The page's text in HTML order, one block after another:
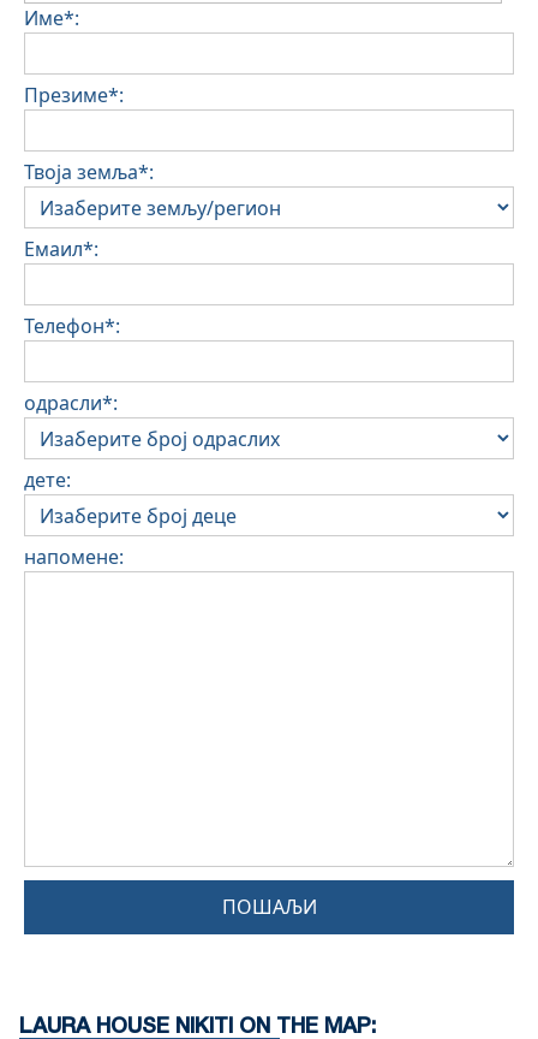
Име*:
Презиме*:
Твоја земља*:
Емаил*:
Телефон*:
одрасли*:
дете:
напомене:
ПОШАЉИ
LAURA HOUSE NIKITI ON THE MAP: